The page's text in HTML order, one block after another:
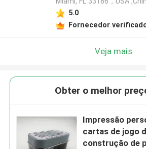
5.0
Fornecedor
Veja mais
Obter o melhor
Impressão
cartas de jogo
construção de